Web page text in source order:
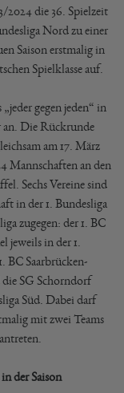
2024 die 36. Spielzeit
Nord zu einer
Saison erstmalig in
Spielklasse auf.
gegen jeden“ in
an. Die Rückrunde
am 17. März
Mannschaften an den
Sechs Vereine sind
in der 1. Bundesliga
zugegen: der 1. BC
jeweils in der 1.
BC Saarbrücken-
SG Schorndorf
Süd. Dabei darf
mit zwei Teams
der Saison